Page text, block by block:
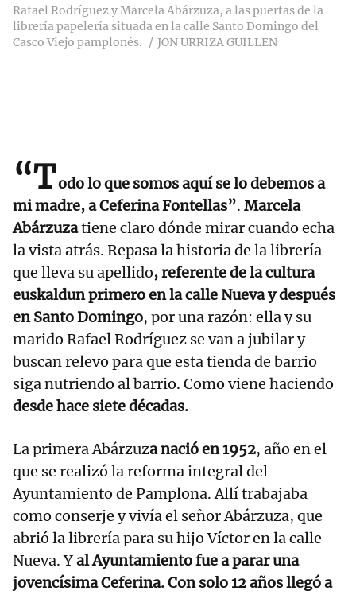
Rafael Rodríguez y Marcela Abárzuza, a las puertas de la
librería papelería situada en la calle Santo Domingo del
Casco Viejo pamplonés.
JON URRIZA GUILLEN
“Todo lo que somos aquí se lo debemos a
mi madre, a Ceferina Fontellas”. Marcela
Abárzuzatiene claro dónde mirar cuando echa
la vista atrás. Repasa la historia de la librería
que lleva su apellido, referente de la cultura
euskaldun primero en la calle Nueva y después
en Santo Domingo, por una razón: ella y su
marido Rafael Rodríguez se van a jubilar y
buscan relevo para que esta tienda de barrio
siga nutriendo al barrio. Como viene haciendo
desde hace siete décadas.
La primera Abárzuza nació en 1952, año en el
que se realizó la reforma integral del
Ayuntamiento de Pamplona. Allí trabajaba
como conserje y vivía el señor Abárzuza, que
abrió la librería para su hijo Víctor en la calle
Nueva. Yal Ayuntamiento fue a parar una
jovencísima Ceferina. Con solo 12 años llegó a